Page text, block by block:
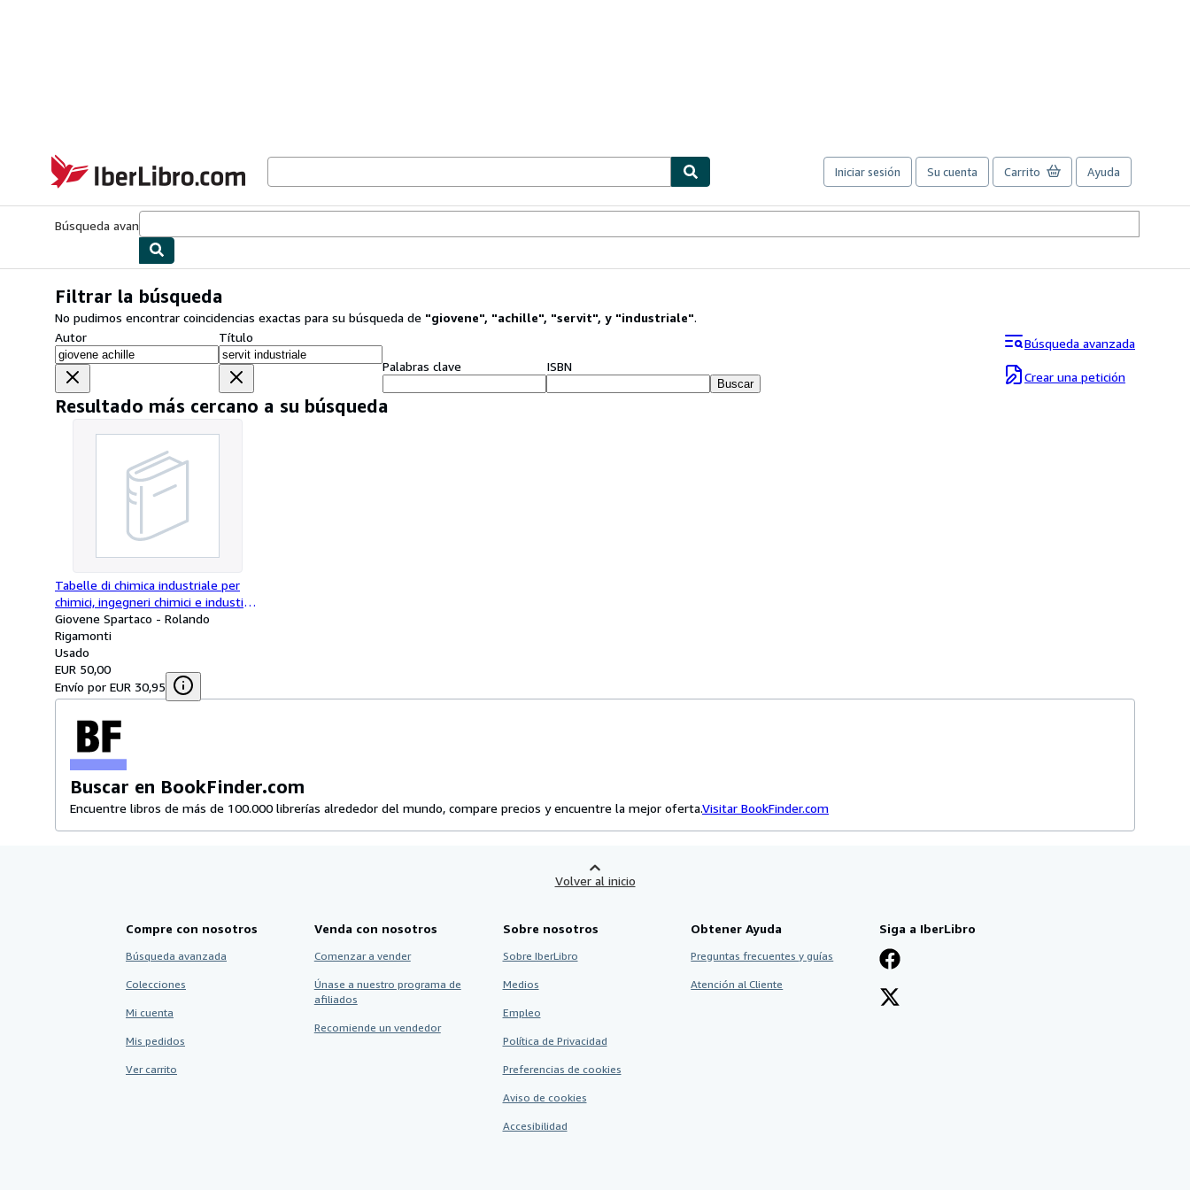
IberLibro.com
Iniciar sesión Su cuenta Carrito Ayuda
Búsqueda avanzada
Filtrar la búsqueda
No pudimos encontrar coincidencias exactas para su búsqueda de "giovene", "achille", "servit", y "industriale".
Autor
Título
Palabras clave
ISBN
Buscar
Búsqueda avanzada
Crear una petición
Resultado más cercano a su búsqueda
Tabelle di chimica industriale per
chimici, ingegneri chimici e industiali
e per tecnologie speciali
Giovene Spartaco - Rolando
Rigamonti
Usado
EUR 50,00
Envío por EUR 30,95
Buscar en BookFinder.com
Encuentre libros de más de 100.000 librerías alrededor del mundo, compare precios y encuentre la mejor oferta.Visitar BookFinder.com
Volver al inicio
Compre con nosotros
Búsqueda avanzada
Colecciones
Mi cuenta
Mis pedidos
Ver carrito
Venda con nosotros
Comenzar a vender
Únase a nuestro programa de
afiliados
Recomiende un vendedor
Sobre nosotros
Sobre IberLibro
Medios
Empleo
Política de Privacidad
Preferencias de cookies
Aviso de cookies
Accesibilidad
Obtener Ayuda
Preguntas frecuentes y guías
Atención al Cliente
Siga a IberLibro